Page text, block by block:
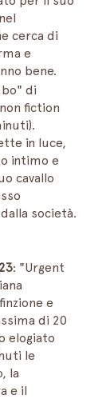
cerca di
e
bene.
di
fiction
in luce,
intimo e
cavallo
società.
: "Urgent
e
di 20
elogiato
le
la
e il